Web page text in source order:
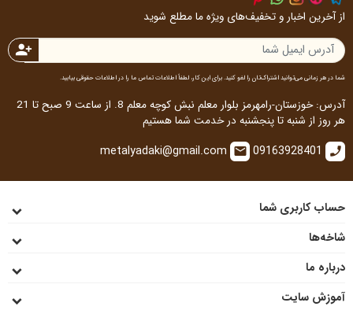
از آخرین اخبار و تخفیف‌های ویژه ما مطلع شوید
person_add
شما در هر زمانی می‌توانید اشتراک‌تان را لغو کنید. برای این کار، لطفاً اطلاعات تماس ما را در اطلاعات حقوقی بیابید.
آدرس: خوزستان-رامهرمز بلوار معلم نبش کوچه معلم 8. از ساعت 9 صبح تا 21
هر روز از شنبه تا پنجشنبه در خدمت شما هستیم
call
09163928401
email
حساب کاربری شما
شاخه‌ها
درباره ما
آموزش سایت